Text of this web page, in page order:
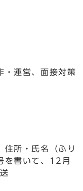
運営、面接対策
所・氏名（ふり
を書いて、12月